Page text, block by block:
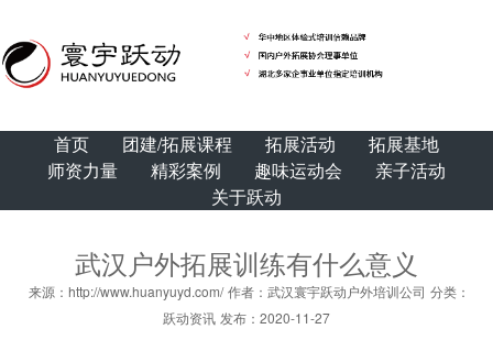
首页 团建/拓展课程 拓展活动
拓展基地
师资力量
精彩案例 趣味运动会
亲子活动
关于跃动
武汉户外拓展训练有什么意义
来源：http://www.huanyuyd.com/ 作者：武汉寰宇跃动户外培训公司 分类：
跃动资讯 发布：2020-11-27